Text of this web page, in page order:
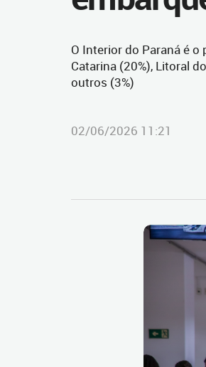
O Interior do Paraná é
Catarina (20%), Litoral
outros (3%)
02/06/2026 11:21